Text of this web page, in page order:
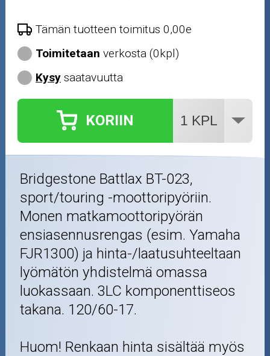
Tämän tuotteen toimitus 0,00e
Toimitetaan verkosta (0kpl)
Kysy saatavuutta
KORIIN
Bridgestone Battlax BT-023,
sport/touring -moottoripyöriin.
Monen matkamoottoripyörän
ensiasennusrengas (esim. Yamaha
FJR1300) ja hinta-/laatusuhteeltaan
lyömätön yhdistelmä omassa
luokassaan. 3LC komponenttiseos
takana. 120/60-17.
Huom! Renkaan hinta sisältää myös